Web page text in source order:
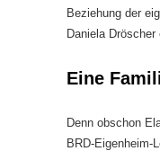
Beziehung der
Daniela
Eine
Denn obschon
BRD-Eigenheim-